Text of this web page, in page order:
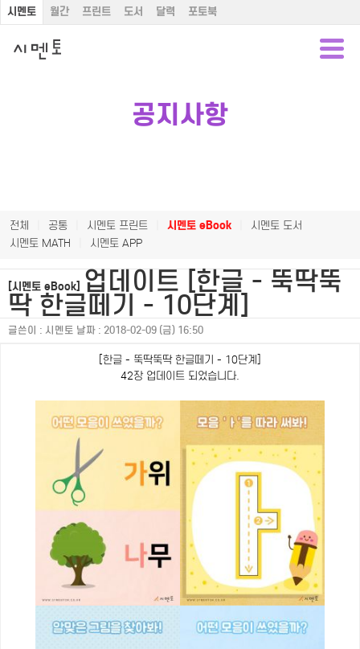
시멘토 월간 프린트 도서 달력 포토북
공지사항
전체 공통 시멘토 프린트 시멘토 eBook
시멘토 도서
시멘토 MATH
시멘토 APP
[시멘토 eBook] 업데이트 [한글 - 뚝딱뚝
딱 한글떼기 - 10단계]
글쓴이 : 시멘토 날짜 : 2018-02-09 (금) 16:50
[한글 - 뚝딱뚝딱 한글떼기 - 10단계]
42장 업데이트 되었습니다.